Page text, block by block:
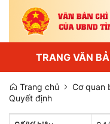
TRANG VĂN
Trang chủ Cơ quan
Quyết định